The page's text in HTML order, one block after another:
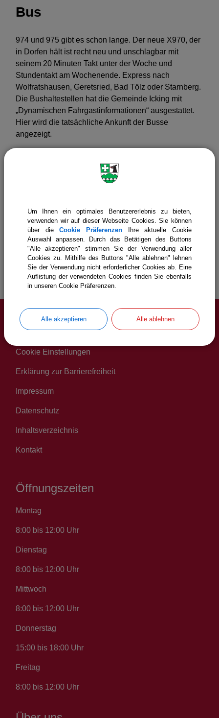
Hilfe in Notlagen
Glaube & Kirche
Bus
974 und 975 gibt es schon lange. Der neue X970, der
in Dorfen hält ist recht neu und unschlagbar mit
seinem 20 Minuten Takt unter der Woche und
Stundentakt am Wochenende. Express nach
Wolfratshausen, Geretsried, Bad Tölz oder Starnberg.
Die Bushaltestellen hat die Gemeinde Icking mit
„Dynamischen Fahrgastinformationen“ ausgestattet.
Hier wird die tatsächliche Ankunft der Busse
angezeigt.
Fahrplanauskunft (mvv-muenchen.de)
Live-Standorte der Busse erkennbar, wenn man
Gemeinde Icking
Leben in Icking
Verkehr & Mobilität
Bus
Service
Cookie Einstellungen
Erklärung zur Barrierefreiheit
Impressum
Datenschutz
Inhaltsverzeichnis
Kontakt
Öffnungszeiten
Montag
8:00 bis 12:00 Uhr
Dienstag
8:00 bis 12:00 Uhr
Mittwoch
8:00 bis 12:00 Uhr
Donnerstag
15:00 bis 18:00 Uhr
Freitag
8:00 bis 12:00 Uhr
Um Ihnen ein optimales Benutzererlebnis zu bieten,
verwenden wir auf dieser Webseite Cookies. Sie können
über dieCookie Präferenzen Ihre aktuelle Cookie
Auswahl anpassen. Durch das Betätigen des Buttons
"Alle akzeptieren" stimmen Sie der Verwendung aller
Cookies zu. Mithilfe des Buttons "Alle ablehnen" lehnen
Sie der Verwendung nicht erforderlicher Cookies ab. Eine
Auflistung der verwendeten Cookies finden Sie ebenfalls
in unseren Cookie Präferenzen.
Alle akzeptieren Alle ablehnen